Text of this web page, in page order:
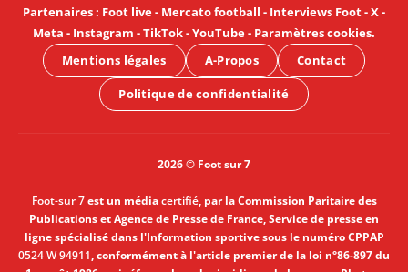
Partenaires: Foot live- Mercato football - Interviews Foot-X-
Meta - Instagram -TikTok-YouTube- Paramètres cookies.
Mentions légales
A-Propos Contact
Politique de confidentialité
2026 © Foot sur 7
Foot-sur 7est un médiacertifié, par la Commission Paritaire des
Publications et Agence de Presse de France, Service de presse en
ligne spécialisé dans l'Information sportive sous le numéro CPPAP
0524 W 94911, conformément à l'article premier de la loi n°86-897 du